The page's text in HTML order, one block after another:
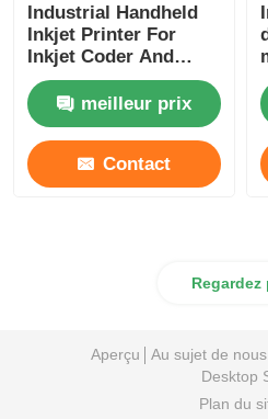
Industrial Handheld
Inkjet Printer For
Inkjet Coder And
Inkjet Marking
meilleur prix
Contact
Regardez
Aperçu Au sujet de nous
Desktop
Plan du